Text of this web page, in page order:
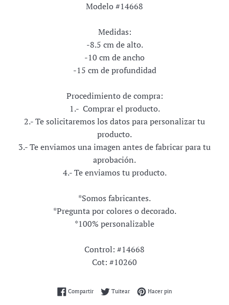
Modelo #14668
Medidas:
-8.5 cm de alto.
-10 cm de ancho
-15 cm de profundidad
Procedimiento de compra:
1.- Comprar el producto.
2.- Te solicitaremos los datos para personalizar tu
producto.
3.- Te enviamos una imagen antes de fabricar para tu
aprobación.
4.- Te enviamos tu producto.
*Somos fabricantes.
*Pregunta por colores o decorado.
*100% personalizable
Control: #14668
Cot: #10260
CompartirCompartir en Facebook
TuitearTuitear en Twitter
Hacer pinPinear en Pinterest